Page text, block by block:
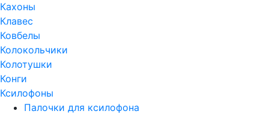
Кахоны
Клавес
Ковбелы
Колокольчики
Колотушки
Конги
Ксилофоны
Палочки для ксилофона